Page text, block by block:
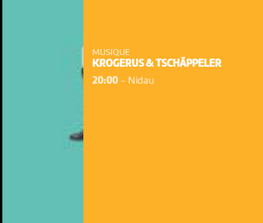
MUSIQUE
KROGERUS & TSCHÄPPELER
20:00- Nidau